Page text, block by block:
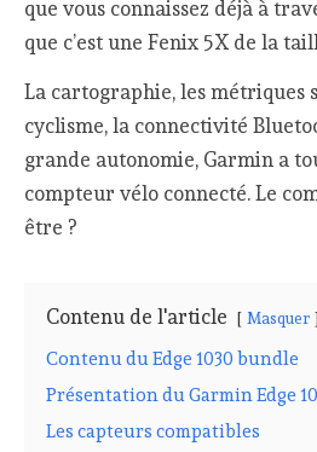
que vous connaissez déjà à
que c’est une Fenix 5X de la
La cartographie, les métriques
cyclisme, la connectivité
grande autonomie, Garmin a
compteur vélo connecté. Le
être ?
Contenu de l'article Masquer
Contenu du Edge 1030 bundle
Présentation du Garmin Edge
Les capteurs compatibles